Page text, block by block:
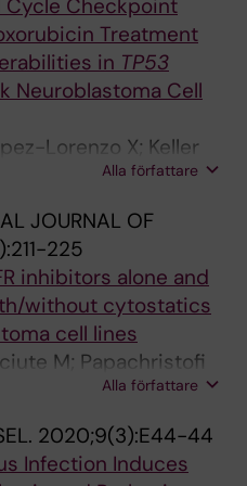
Cycle Checkpoint
Treatment
in TP53
Neuroblastoma Cell
Lorenzo X; Keller
N; Ahrlund-Richter
Alla författare
JOURNAL OF
225
inhibitors alone and
without cytostatics
cell lines
M; Papachristofi
N; Wickstrom M;
Alla författare
2020;9(3):E44-44
Infection Induces